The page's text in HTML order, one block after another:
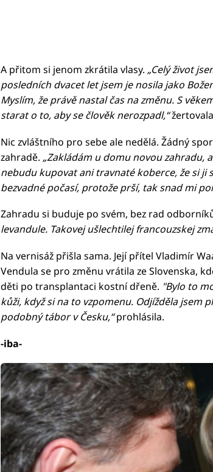
A přitom si jenom zkrátila vlasy. „Celý život
posledních dvacet let jsem je nosila jako
Myslím, že právě nastal čas na změnu. S
starat o to, aby se člověk nerozpadl,“
Nic zvláštního pro sebe ale nedělá. Žádný
zahradě. „Zakládám u domu novou zahradu,
nebudu kupovat ani travnaté koberce, že si ji
bezvadné počasí, protože prší, tak snad mi
Zahradu si buduje po svém, bez rad
levandule. Takovej ušlechtilej francouzskej
Na vernisáž přišla sama. Její přítel Vladimír
Vendula se pro změnu vrátila ze Slovenska,
děti po transplantaci kostní dřeně. "Bylo to
kůži, když si na to vzpomenu. Odjížděla jsem
podobný tábor v Česku,“prohlásila.
-iba-